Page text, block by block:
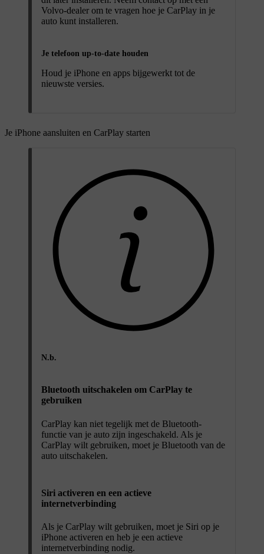
Volvo-dealer om te vragen hoe je CarPlay in je
auto kunt installeren.
Je telefoon up-to-date houden
Houd je iPhone en apps bijgewerkt tot de
nieuwste versies.
Je iPhone aansluiten en CarPlay starten
N.b.
Bluetooth uitschakelen om CarPlay te
gebruiken
CarPlay kan niet tegelijk met de Bluetooth-
functie van je auto zijn ingeschakeld. Als je
CarPlay wilt gebruiken, moet je Bluetooth van de
auto uitschakelen.
Siri activeren en een actieve
internetverbinding
Als je CarPlay wilt gebruiken, moet je Siri op je
iPhone activeren en heb je een actieve
internetverbinding nodig.